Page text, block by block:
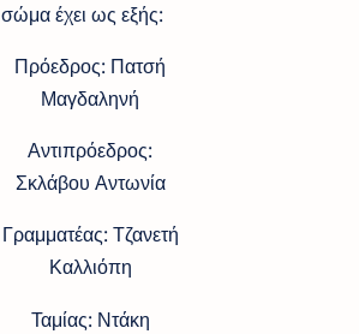
σώμα έχει ως εξής:
Πρόεδρος: Πατσή
Μαγδαληνή
Αντιπρόεδρος:
Σκλάβου Αντωνία
Γραμματέας: Τζανετή
Καλλιόπη
Ταμίας: Ντάκη